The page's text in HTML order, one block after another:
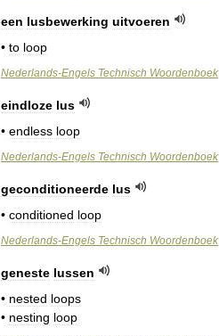
een lusbewerking uitvoeren
• to loop
Nederlands-Engels Technisch Woordenboek
eindloze lus
• endless loop
Nederlands-Engels Technisch Woordenboek
geconditioneerde lus
• conditioned loop
Nederlands-Engels Technisch Woordenboek
geneste lussen
• nested loops
• nesting loop